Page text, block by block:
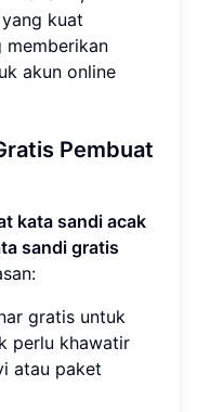
kuat
memberikan
akun online
Pembuat
kata sandi acak
sandi gratis
gratis untuk
perlu khawatir
atau paket